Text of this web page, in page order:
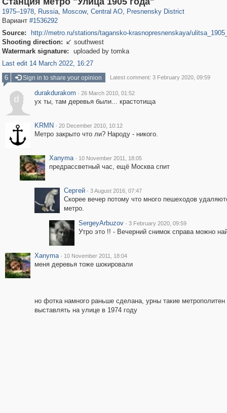
1975–1978, Russia, Moscow, Central AO, Presnensky District
Вариант #1536292
Source:
http://metro.ru/stations/tagansko-krasnopresnenskaya/
Shooting direction:  southwest
Watermark signature:
uploaded by tomka
Last edit 14 March 2022, 16:27
6
Sign in to share your opinion Latest comment: 3 February 2020, 09:59
d
durakdurakom · 26 March 2010, 01:52
ух ты, там деревья были... крастотища
KRMN · 20 December 2010, 10:12
Метро закрыто что ли? Народу - никого.
Xanyma · 10 November 2011, 18:05
предрассветный час, ещё Москва спит
Сергей · 3 August 2016, 07:47
Скорее вечер потому что много пешеходов
метро.
SergeyArbuzov · 3 February 2020, 09:59
Утро это !! - Вечерний снимок справа можно
Xanyma · 10 November 2011, 18:04
меня деревья тоже шокировали
но фотка намного раньше сделана, урны такие метрополитен
выставлять на улице в 1974 году